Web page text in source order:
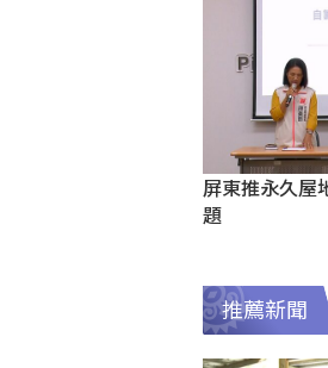
屏東推永久屋
題
推薦新聞